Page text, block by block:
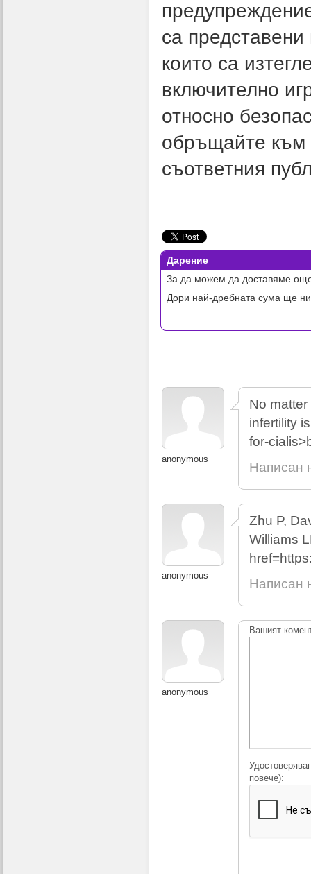
са
които са
включително
относно
обръщайте към
съответния
Дарение
За да можем да доставяме
Дори най-дребната сума ще
anonymous
No
infertility
for-
Написан
anonymous
Zhu P,
Williams
Написан
anonymous
Вашият
повече):